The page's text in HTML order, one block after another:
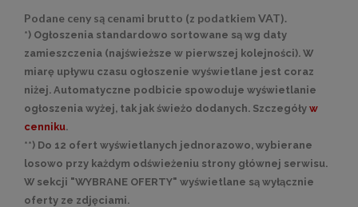
Podane ceny są cenami brutto (z podatkiem VAT).
*) Ogłoszenia standardowo sortowane są wg daty
zamieszczenia (najświeższe w pierwszej kolejności). W
miarę upływu czasu ogłoszenie wyświetlane jest coraz
niżej. Automatyczne podbicie spowoduje wyświetlanie
ogłoszenia wyżej, tak jak świeżo dodanych. Szczegóły w
cenniku.
**) Do 12 ofert wyświetlanych jednorazowo, wybierane
losowo przy każdym odświeżeniu strony głównej serwisu.
W sekcji "WYBRANE OFERTY" wyświetlane są wyłącznie
oferty ze zdjęciami.